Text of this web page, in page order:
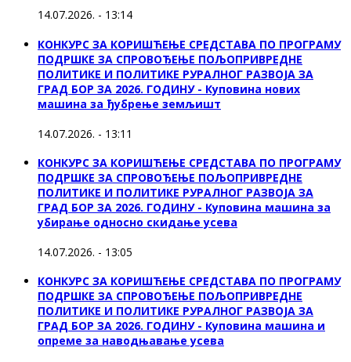
14.07.2026. - 13:14
КОНКУРС ЗА КОРИШЋЕЊЕ СРЕДСТАВА ПО ПРОГРАМУ
ПОДРШКЕ ЗА СПРОВОЂЕЊЕ ПОЉОПРИВРЕДНЕ
ПОЛИТИКЕ И ПОЛИТИКЕ РУРАЛНОГ РАЗВОЈА ЗА
ГРАД БОР ЗА 2026. ГОДИНУ - Куповина нових
машина за ђубрење земљишт
14.07.2026. - 13:11
КОНКУРС ЗА КОРИШЋЕЊЕ СРЕДСТАВА ПО ПРОГРАМУ
ПОДРШКЕ ЗА СПРОВОЂЕЊЕ ПОЉОПРИВРЕДНЕ
ПОЛИТИКЕ И ПОЛИТИКЕ РУРАЛНОГ РАЗВОЈА ЗА
ГРАД БОР ЗА 2026. ГОДИНУ - Куповинa машина за
убирање односно скидање усева
14.07.2026. - 13:05
КОНКУРС ЗА КОРИШЋЕЊЕ СРЕДСТАВА ПО ПРОГРАМУ
ПОДРШКЕ ЗА СПРОВОЂЕЊЕ ПОЉОПРИВРЕДНЕ
ПОЛИТИКЕ И ПОЛИТИКЕ РУРАЛНОГ РАЗВОЈА ЗА
ГРАД БОР ЗА 2026. ГОДИНУ - Куповина машина и
опреме за наводњавање усева